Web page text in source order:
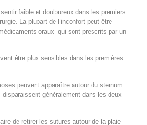
faible et douloureux dans les premiers
La plupart de l’inconfort peut être
oraux, qui sont prescrits par un
être plus sensibles dans les premières
peuvent apparaître autour du sternum
généralement dans les deux
de retirer les sutures autour de la plaie